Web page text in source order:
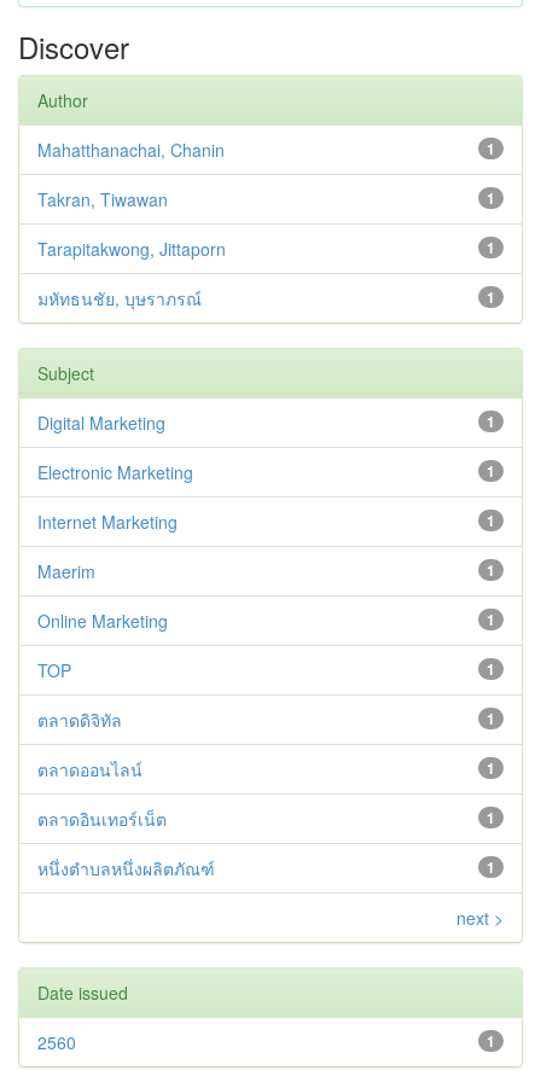
Discover
Author
1
Mahatthanachai, Chanin
1
Takran, Tiwawan
1
Tarapitakwong, Jittaporn
1
มหัทธนชัย, บุษราภรณ์
Subject
1
Digital Marketing
1
Electronic Marketing
1
Internet Marketing
1
Maerim
1
Online Marketing
1
TOP
1
ตลาดดิจิทัล
1
ตลาดออนไลน์
1
ตลาดอินเทอร์เน็ต
1
หนึ่งตำบลหนึ่งผลิตภัณฑ์
next >
Date issued
1
2560